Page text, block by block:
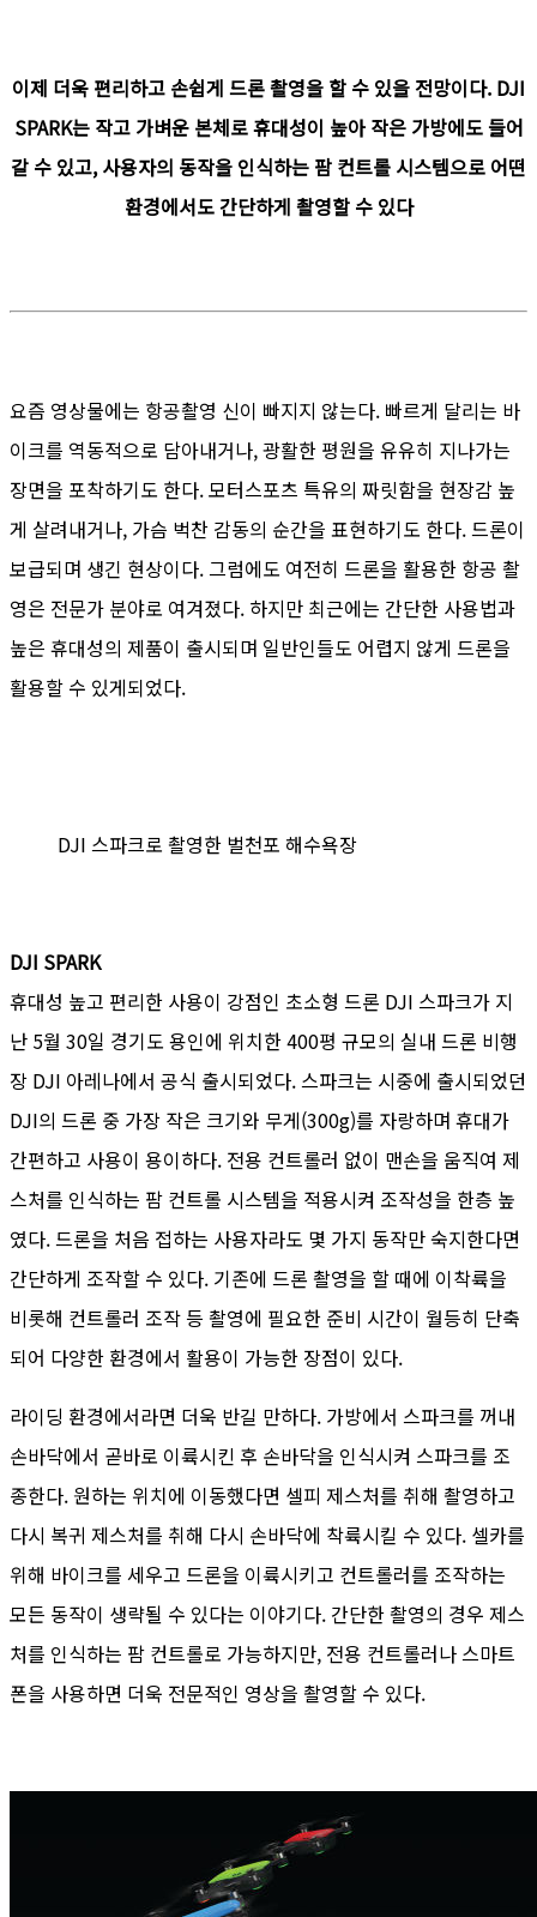
이제 더욱 편리하고 손쉽게 드론 촬영을 할 수 있을 전망이다. DJI
SPARK는 작고 가벼운 본체로 휴대성이 높아 작은 가방에도 들어
갈 수 있고, 사용자의 동작을 인식하는 팜 컨트롤 시스템으로 어떤
환경에서도 간단하게 촬영할 수 있다
요즘 영상물에는 항공촬영 신이 빠지지 않는다. 빠르게 달리는 바
이크를 역동적으로 담아내거나, 광활한 평원을 유유히 지나가는
장면을 포착하기도 한다. 모터스포츠 특유의 짜릿함을 현장감 높
게 살려내거나, 가슴 벅찬 감동의 순간을 표현하기도 한다. 드론이
보급되며 생긴 현상이다. 그럼에도 여전히 드론을 활용한 항공 촬
영은 전문가 분야로 여겨졌다. 하지만 최근에는 간단한 사용법과
높은 휴대성의 제품이 출시되며 일반인들도 어렵지 않게 드론을
활용할 수 있게되었다.
DJI 스파크로 촬영한 벌천포 해수욕장
DJI SPARK
휴대성 높고 편리한 사용이 강점인 초소형 드론 DJI 스파크가 지
난 5월 30일 경기도 용인에 위치한 400평 규모의 실내 드론 비행
장 DJI 아레나에서 공식 출시되었다. 스파크는 시중에 출시되었던
DJI의 드론 중 가장 작은 크기와 무게(300g)를 자랑하며 휴대가
간편하고 사용이 용이하다. 전용 컨트롤러 없이 맨손을 움직여 제
스처를 인식하는 팜 컨트롤 시스템을 적용시켜 조작성을 한층 높
였다. 드론을 처음 접하는 사용자라도 몇 가지 동작만 숙지한다면
간단하게 조작할 수 있다. 기존에 드론 촬영을 할 때에 이착륙을
비롯해 컨트롤러 조작 등 촬영에 필요한 준비 시간이 월등히 단축
되어 다양한 환경에서 활용이 가능한 장점이 있다.
라이딩 환경에서라면 더욱 반길 만하다. 가방에서 스파크를 꺼내
손바닥에서 곧바로 이륙시킨 후 손바닥을 인식시켜 스파크를 조
종한다. 원하는 위치에 이동했다면 셀피 제스처를 취해 촬영하고
다시 복귀 제스처를 취해 다시 손바닥에 착륙시킬 수 있다. 셀카를
위해 바이크를 세우고 드론을 이륙시키고 컨트롤러를 조작하는
모든 동작이 생략될 수 있다는 이야기다. 간단한 촬영의 경우 제스
처를 인식하는 팜 컨트롤로 가능하지만, 전용 컨트롤러나 스마트
폰을 사용하면 더욱 전문적인 영상을 촬영할 수 있다.